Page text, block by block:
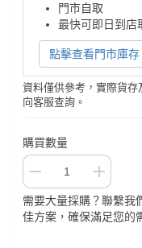
門市自取
最快可即日到店
點擊查看門市庫存
資料僅供參考，實際貨
向客服查詢。
購買數量
需要大量採購？聯繫我
佳方案，確保滿足您的